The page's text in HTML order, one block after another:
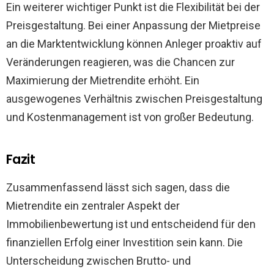
Ein weiterer wichtiger Punkt ist die Flexibilität bei der
Preisgestaltung. Bei einer Anpassung der Mietpreise
an die Marktentwicklung können Anleger proaktiv auf
Veränderungen reagieren, was die Chancen zur
Maximierung der Mietrendite erhöht. Ein
ausgewogenes Verhältnis zwischen Preisgestaltung
und Kostenmanagement ist von großer Bedeutung.
Fazit
Zusammenfassend lässt sich sagen, dass die
Mietrendite ein zentraler Aspekt der
Immobilienbewertung ist und entscheidend für den
finanziellen Erfolg einer Investition sein kann. Die
Unterscheidung zwischen Brutto- und